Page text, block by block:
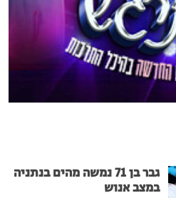
גבר בן 71 נמשה מהים בנתניה
במצב אנוש